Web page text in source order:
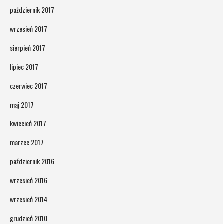
październik 2017
wrzesień 2017
sierpień 2017
lipiec 2017
czerwiec 2017
maj 2017
kwiecień 2017
marzec 2017
październik 2016
wrzesień 2016
wrzesień 2014
grudzień 2010